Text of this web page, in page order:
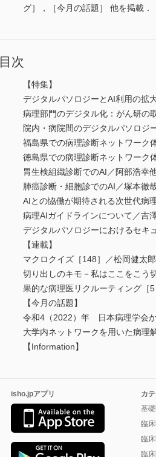
グ］，［今月の話題］ 他を掲載．
目次
【特集】
デジタルパソロジーとAI利用の拡
病理部門のデジタル化：がん研の
院内・病院間のデジタルパソロジ
福島県での病理診断ネットワーク
徳島県での病理診断ネットワーク
胃生検組織診断でのAI／阿部浩幸
肺癌診断・細胞診でのAI／塚本徹
AIとの恊働が期待される次世代病
病理AIガイドラインについて／吉
デジタルパソロジーにおけるセキ
【連載】
マクロクイズ［148］／松岡健太郎
切り出しのキモ－私はここをこ
果的な病理医リクルーティング［
【今月の話題】
令和4（2022）年 日本病理学会
大学内ネットワークを用いた病理
【Information】
isho.jpアプリ
カ
基
臨
臨
臨